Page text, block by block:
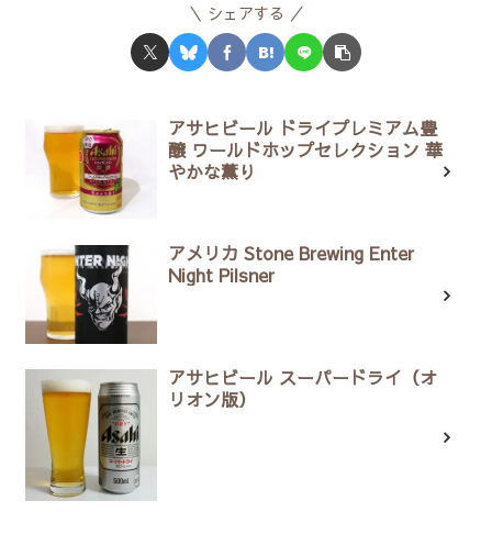
シェアする
アサヒビール ドライプレミアム豊
醸 ワールドホップセレクション 華
やかな薫り
アメリカ Stone Brewing Enter
Night Pilsner
アサヒビール スーパードライ（オ
リオン版）